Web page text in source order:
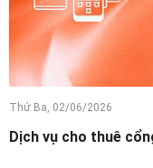
Thứ Ba, 02/06/2026
Dịch vụ cho thuê